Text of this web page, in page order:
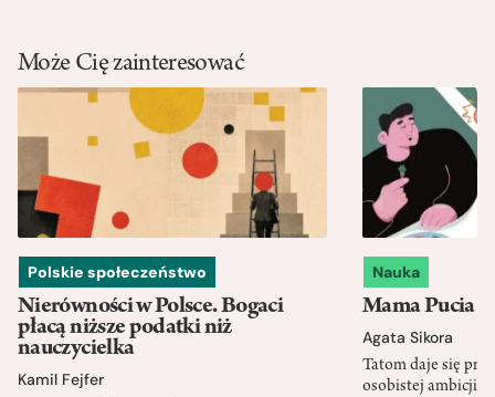
Może Cię zainteresować
Polskie społeczeństwo
Nierówności w Polsce. Bogaci
płacą niższe podatki niż
nauczycielka
Kamil Fejfer
Nauka
Mama Pucia
Agata Sikora
Tatom daje się
osobistej ambicji,